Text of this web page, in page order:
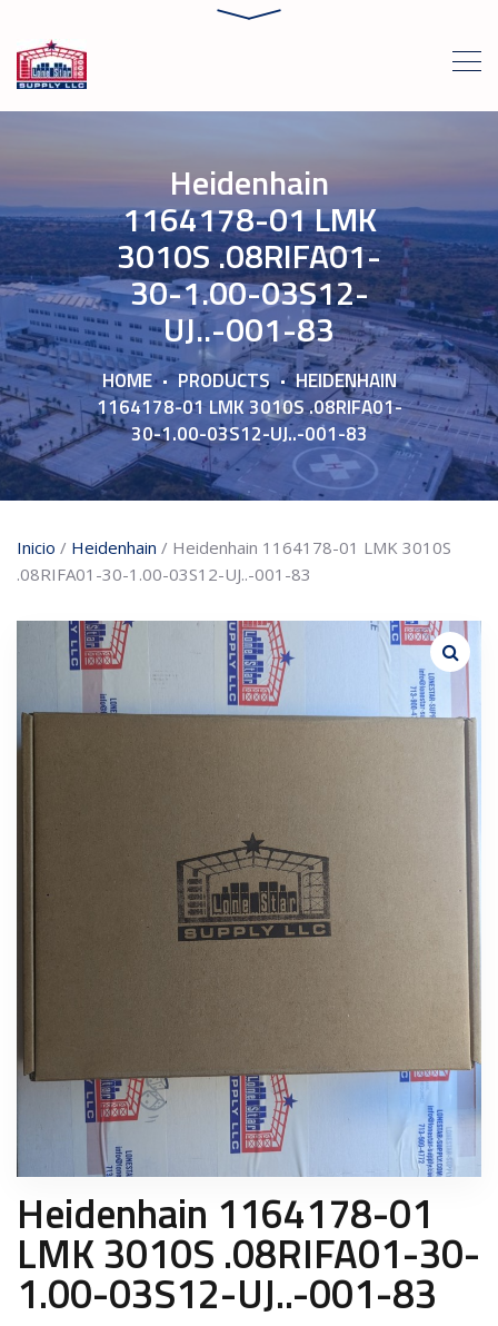
Heidenhain
1164178-01 LMK
3010S .08RIFA01-
30-1.00-03S12-
UJ..-001-83
HOME PRODUCTS
HEIDENHAIN
1164178-01 LMK 3010S .08RIFA01-
30-1.00-03S12-UJ..-001-83
Inicio / Heidenhain / Heidenhain 1164178-01 LMK 3010S
.08RIFA01-30-1.00-03S12-UJ..-001-83
Heidenhain 1164178-01
LMK 3010S .08RIFA01-30-
1.00-03S12-UJ..-001-83